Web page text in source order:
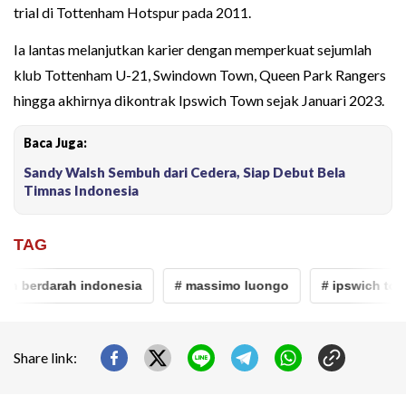
trial di Tottenham Hotspur pada 2011.
Ia lantas melanjutkan karier dengan memperkuat sejumlah
klub Tottenham U-21, Swindown Town, Queen Park Rangers
hingga akhirnya dikontrak Ipswich Town sejak Januari 2023.
Baca Juga:
Sandy Walsh Sembuh dari Cedera, Siap Debut Bela
Timnas Indonesia
TAG
berdarah indonesia # massimo luongo # ipswich town
Share link: